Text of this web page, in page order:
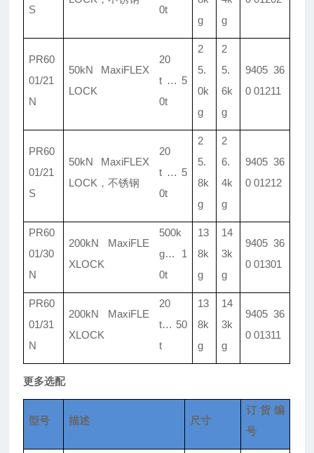
S
0t
g
g
PR60
01/21
N
50kN MaxiFLEX
LOCK
20
t … 5
0t
2
5.
0k
g
2
5.
6k
g
9405 36
0 01211
PR60
01/21
S
50kN MaxiFLEX
LOCK ，不锈钢
20
t … 5
0t
2
5.
8k
g
2
6.
4k
g
9405 36
0 01212
PR60
01/30
N
200kN MaxiFLE
XLOCK
500k
g…
1
0t
13
8k
g
14
3k
g
9405 36
0 01301
PR60
01/31
N
200kN MaxiFLE
XLOCK
20
t… 50
t
13
8k
g
14
3k
g
9405 36
0 01311
更多选配
型号 描述 尺寸
订货编
号